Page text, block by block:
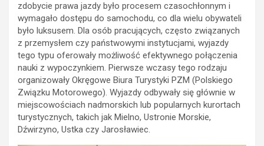
zdobycie prawa jazdy było procesem czasochłonnym i
wymagało dostępu do samochodu, co dla wielu obywateli
było luksusem. Dla osób pracujących, często związanych
z przemysłem czy państwowymi instytucjami, wyjazdy
tego typu oferowały możliwość efektywnego połączenia
nauki z wypoczynkiem. Pierwsze wczasy tego rodzaju
organizowały Okręgowe Biura Turystyki PZM (Polskiego
Związku Motorowego). Wyjazdy odbywały się głównie w
miejscowościach nadmorskich lub popularnych kurortach
turystycznych, takich jak Mielno, Ustronie Morskie,
Dźwirzyno, Ustka czy Jarosławiec.